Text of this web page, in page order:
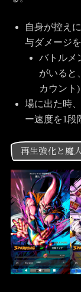
自身が控え
与ダメージ
バトルメ
がいると
カウント)
場に出た時
ー速度を1段
再生強化と魔